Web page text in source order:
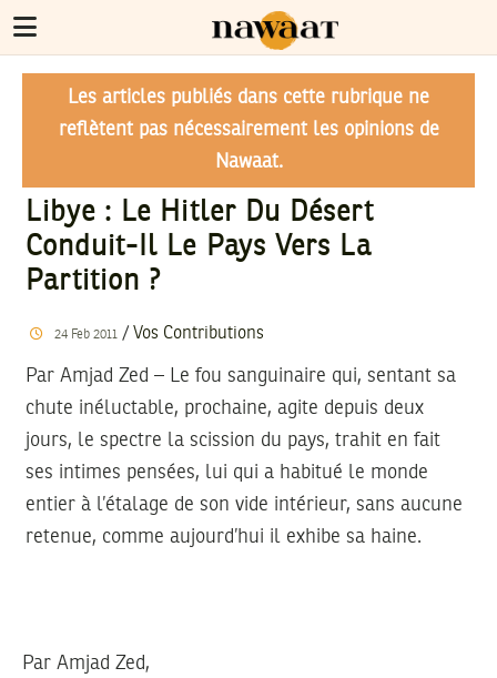
Les articles publiés dans cette rubrique ne
reflètent pas nécessairement les opinions de
Nawaat.
Libye : Le Hitler Du Désert
Conduit-Il Le Pays Vers La
Partition ?
24 Feb 2011/ Vos Contributions
Par Amjad Zed – Le fou sanguinaire qui, sentant sa
chute inéluctable, prochaine, agite depuis deux
jours, le spectre la scission du pays, trahit en fait
ses intimes pensées, lui qui a habitué le monde
entier à l’étalage de son vide intérieur, sans aucune
retenue, comme aujourd’hui il exhibe sa haine.
Par Amjad Zed,